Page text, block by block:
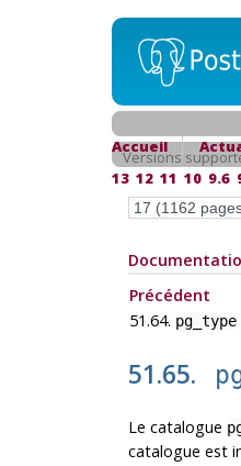
Accueil
Versions
13 12 11 10 9.6
Précédent
51.64. pg_type
51.65.
Le catalogue
catalogue est